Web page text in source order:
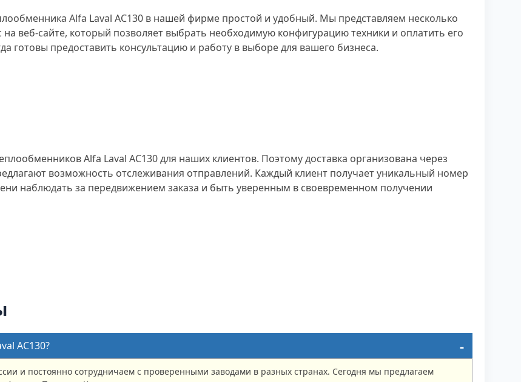
Alfa Laval AC130 в нашей фирме простой и удобный. Мы представляем несколько
веб-сайте, который позволяет выбрать необходимую конфигурацию техники и оплатить его
готовы предоставить консультацию и работу в выборе для вашего бизнеса.
Alfa Laval AC130 для наших клиентов. Поэтому доставка организована через
возможность отслеживания отправлений. Каждый клиент получает уникальный номер
наблюдать за передвижением заказа и быть уверенным в своевременном получении
AC130?
и постоянно сотрудничаем с проверенными заводами в разных странах. Сегодня мы предлагаем